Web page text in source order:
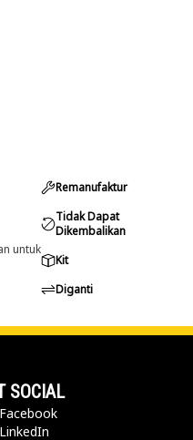
untuk
Remanufaktur
Tidak Dapat
Dikembalikan
Kit
Diganti
SOCIAL
Facebook
LinkedIn